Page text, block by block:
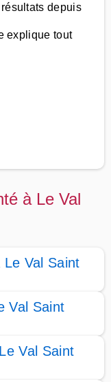
depuis
explique tout
à Le Val
Val Saint
Val Saint
Val Saint